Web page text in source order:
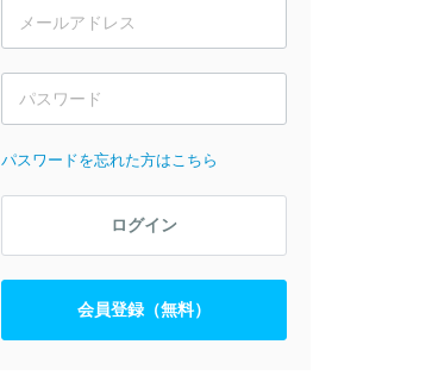
パスワードを忘れた方はこちら
ログイン
会員登録（無料）